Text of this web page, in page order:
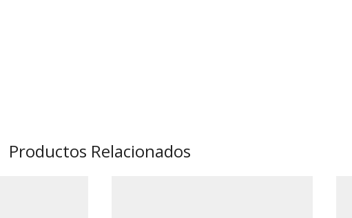
Productos Relacionados